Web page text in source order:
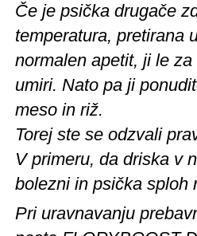
Če je psička drugače
temperatura, pretirana
normalen apetit, ji le
umiri. Nato pa ji
meso in riž.
Torej ste se odzvali
V primeru, da driska v
bolezni in psička sploh
Pri uravnavanju